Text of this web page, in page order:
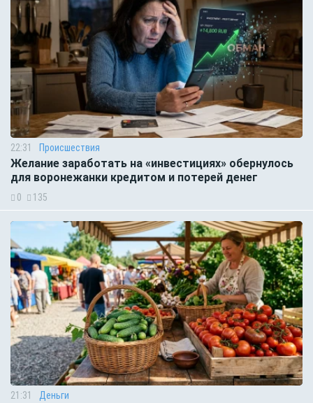
22:31 Происшествия
Желание заработать на «инвестициях» обернулось
для воронежанки кредитом и потерей денег
0 135
21:31 Деньги